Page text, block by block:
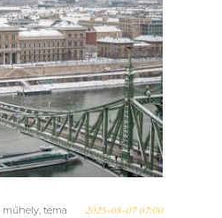
Egyetem
képzésére
műhely ,téma 2025-08-07 07:00